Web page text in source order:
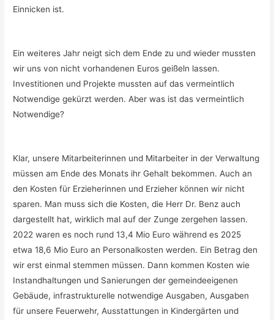
Einnicken ist.
Ein weiteres Jahr neigt sich dem Ende zu und wieder mussten
wir uns von nicht vorhandenen Euros geißeln lassen.
Investitionen und Projekte mussten auf das vermeintlich
Notwendige gekürzt werden. Aber was ist das vermeintlich
Notwendige?
Klar, unsere Mitarbeiterinnen und Mitarbeiter in der Verwaltung
müssen am Ende des Monats ihr Gehalt bekommen. Auch an
den Kosten für Erzieherinnen und Erzieher können wir nicht
sparen. Man muss sich die Kosten, die Herr Dr. Benz auch
dargestellt hat, wirklich mal auf der Zunge zergehen lassen.
2022 waren es noch rund 13,4 Mio Euro während es 2025
etwa 18,6 Mio Euro an Personalkosten werden. Ein Betrag den
wir erst einmal stemmen müssen. Dann kommen Kosten wie
Instandhaltungen und Sanierungen der gemeindeeigenen
Gebäude, infrastrukturelle notwendige Ausgaben, Ausgaben
für unsere Feuerwehr, Ausstattungen in Kindergärten und